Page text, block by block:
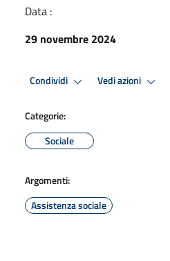
Data :
29 novembre 2024
Condividi Vedi azioni
Categorie:
Sociale
Argomenti:
Assistenza sociale